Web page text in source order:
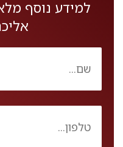
למידע נוסף